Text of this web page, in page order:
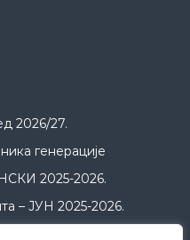
2026/27.
генерације
2025-2026.
– ЈУН 2025-2026.